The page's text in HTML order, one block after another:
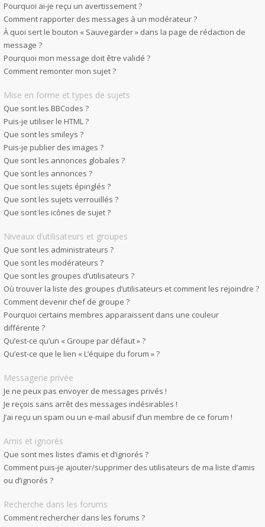
Pourquoi ai-je reçu un avertissement ?
Comment rapporter des messages à un modérateur ?
À quoi sert le bouton « Sauvegarder » dans la page de rédaction de
message ?
Pourquoi mon message doit être validé ?
Comment remonter mon sujet ?
Mise en forme et types de sujets
Que sont les BBCodes ?
Puis-je utiliser le HTML ?
Que sont les smileys ?
Puis-je publier des images ?
Que sont les annonces globales ?
Que sont les annonces ?
Que sont les sujets épinglés ?
Que sont les sujets verrouillés ?
Que sont les icônes de sujet ?
Niveaux d’utilisateurs et groupes
Que sont les administrateurs ?
Que sont les modérateurs ?
Que sont les groupes d’utilisateurs ?
Où trouver la liste des groupes d’utilisateurs et comment les rejoindre ?
Comment devenir chef de groupe ?
Pourquoi certains membres apparaissent dans une couleur
différente ?
Qu’est-ce qu’un « Groupe par défaut » ?
Qu’est-ce que le lien « L’équipe du forum » ?
Messagerie privée
Je ne peux pas envoyer de messages privés !
Je reçois sans arrêt des messages indésirables !
J’ai reçu un spam ou un e-mail abusif d’un membre de ce forum !
Amis et ignorés
Que sont mes listes d’amis et d’ignorés ?
Comment puis-je ajouter/supprimer des utilisateurs de ma liste d’amis
ou d’ignorés ?
Recherche dans les forums
Comment rechercher dans les forums ?